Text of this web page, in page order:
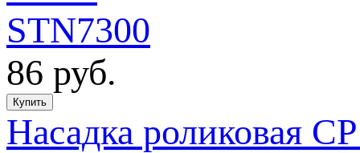
86 руб.
Насадка роликовая